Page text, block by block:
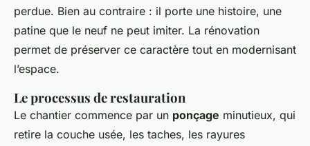
perdue. Bien au contraire : il porte une histoire, une
patine que le neuf ne peut imiter. La rénovation
permet de préserver ce caractère tout en modernisant
l’espace.
Le processus de restauration
Le chantier commence par un ponçage minutieux, qui
retire la couche usée, les taches, les rayures